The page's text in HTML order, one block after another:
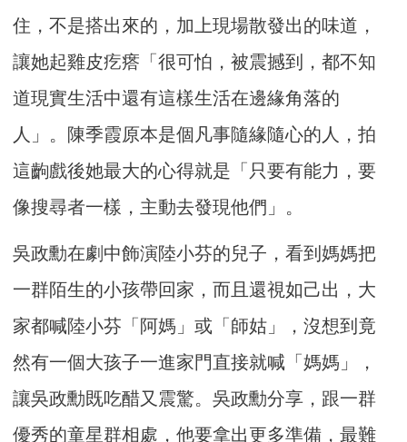
住，不是搭出來的，加上現場散發出的味道，
讓她起雞皮疙瘩「很可怕，被震撼到，都不知
道現實生活中還有這樣生活在邊緣角落的
人」。陳季霞原本是個凡事隨緣隨心的人，拍
這齣戲後她最大的心得就是「只要有能力，要
像搜尋者一樣，主動去發現他們」。
吳政勳在劇中飾演陸小芬的兒子，看到媽媽把
一群陌生的小孩帶回家，而且還視如己出，大
家都喊陸小芬「阿媽」或「師姑」，沒想到竟
然有一個大孩子一進家門直接就喊「媽媽」，
讓吳政勳既吃醋又震驚。吳政勳分享，跟一群
優秀的童星群相處，他要拿出更多準備，最難